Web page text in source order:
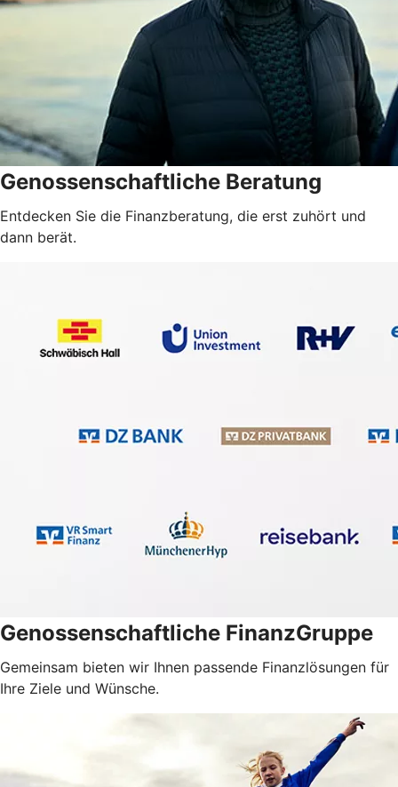
Genossenschaftliche Beratung
Entdecken Sie die Finanzberatung, die erst zuhört und
dann berät.
Genossenschaftliche FinanzGruppe
Gemeinsam bieten wir Ihnen passende Finanzlösungen für
Ihre Ziele und Wünsche.